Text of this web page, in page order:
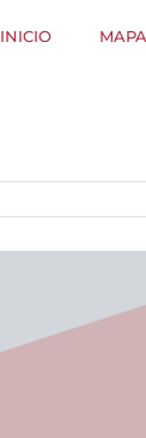
INICIO MAPA